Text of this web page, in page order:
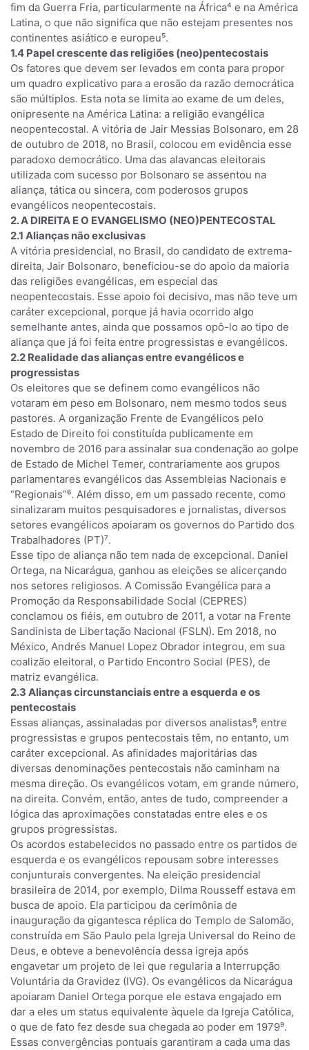
fim da Guerra Fria, particularmente na África⁴ e na América
Latina, o que não significa que não estejam presentes nos
continentes asiático e europeu⁵.
1.4 Papel crescente das religiões (neo)pentecostais
Os fatores que devem ser levados em conta para propor
um quadro explicativo para a erosão da razão democrática
são múltiplos. Esta nota se limita ao exame de um deles,
onipresente na América Latina: a religião evangélica
neopentecostal. A vitória de Jair Messias Bolsonaro, em 28
de outubro de 2018, no Brasil, colocou em evidência esse
paradoxo democrático. Uma das alavancas eleitorais
utilizada com sucesso por Bolsonaro se assentou na
aliança, tática ou sincera, com poderosos grupos
evangélicos neopentecostais.
2. A DIREITA E O EVANGELISMO (NEO)PENTECOSTAL
2.1 Alianças não exclusivas
A vitória presidencial, no Brasil, do candidato de extrema-
direita, Jair Bolsonaro, beneficiou-se do apoio da maioria
das religiões evangélicas, em especial das
neopentecostais. Esse apoio foi decisivo, mas não teve um
caráter excepcional, porque já havia ocorrido algo
semelhante antes, ainda que possamos opô-lo ao tipo de
aliança que já foi feita entre progressistas e evangélicos.
2.2 Realidade das alianças entre evangélicos e
progressistas
Os eleitores que se definem como evangélicos não
votaram em peso em Bolsonaro, nem mesmo todos seus
pastores. A organização Frente de Evangélicos pelo
Estado de Direito foi constituída publicamente em
novembro de 2016 para assinalar sua condenação ao golpe
de Estado de Michel Temer, contrariamente aos grupos
parlamentares evangélicos das Assembleias Nacionais e
“Regionais”⁶. Além disso, em um passado recente, como
sinalizaram muitos pesquisadores e jornalistas, diversos
setores evangélicos apoiaram os governos do Partido dos
Trabalhadores (PT)⁷.
Esse tipo de aliança não tem nada de excepcional. Daniel
Ortega, na Nicarágua, ganhou as eleições se alicerçando
nos setores religiosos. A Comissão Evangélica para a
Promoção da Responsabilidade Social (CEPRES)
conclamou os fiéis, em outubro de 2011, a votar na Frente
Sandinista de Libertação Nacional (FSLN). Em 2018, no
México, Andrés Manuel Lopez Obrador integrou, em sua
coalizão eleitoral, o Partido Encontro Social (PES), de
matriz evangélica.
2.3 Alianças circunstanciais entre a esquerda e os
pentecostais
Essas alianças, assinaladas por diversos analistas⁸, entre
progressistas e grupos pentecostais têm, no entanto, um
caráter excepcional. As afinidades majoritárias das
diversas denominações pentecostais não caminham na
mesma direção. Os evangélicos votam, em grande número,
na direita. Convém, então, antes de tudo, compreender a
lógica das aproximações constatadas entre eles e os
grupos progressistas.
Os acordos estabelecidos no passado entre os partidos de
esquerda e os evangélicos repousam sobre interesses
conjunturais convergentes. Na eleição presidencial
brasileira de 2014, por exemplo, Dilma Rousseff estava em
busca de apoio. Ela participou da cerimônia de
inauguração da gigantesca réplica do Templo de Salomão,
construída em São Paulo pela Igreja Universal do Reino de
Deus, e obteve a benevolência dessa igreja após
engavetar um projeto de lei que regularia a Interrupção
Voluntária da Gravidez (IVG). Os evangélicos da Nicarágua
apoiaram Daniel Ortega porque ele estava engajado em
dar a eles um status equivalente àquele da Igreja Católica,
o que de fato fez desde sua chegada ao poder em 1979⁹.
Essas convergências pontuais garantiram a cada uma das